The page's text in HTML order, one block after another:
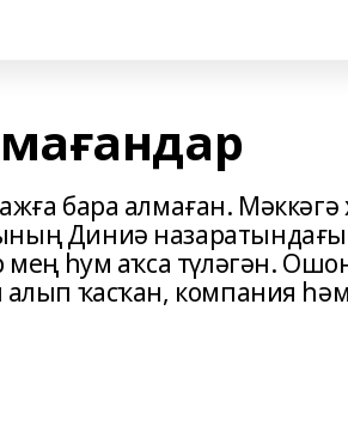
бара алмаған.
Диниә
мең һум аҡса түләгән.
ҡасҡан, компания